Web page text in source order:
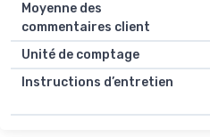
Moyenne des
commentaires client
Unité de comptage
Instructions d’entretien